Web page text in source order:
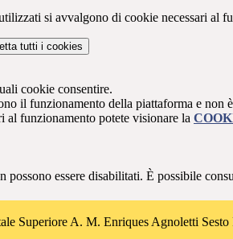
si avvalgono di cookie necessari al
tutti i cookies
cookie consentire.
il funzionamento della piattaforma e non
al funzionamento potete visionare la
possono essere disabilitati. È possibile
Superiore A. M. Enriques Agnoletti